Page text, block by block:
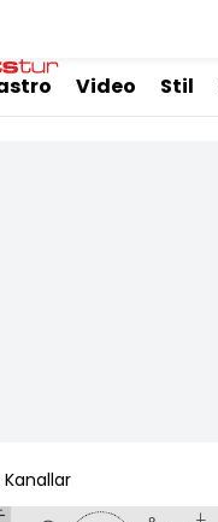
Video Stil